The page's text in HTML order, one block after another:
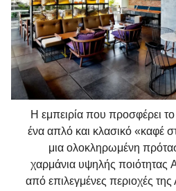
Η εμπειρία που προσφέρει
ένα απλό και κλασικό «καφέ
μια ολοκληρωμένη
χαρμάνια υψηλής ποιότητας
από επιλεγμένες περιοχές της